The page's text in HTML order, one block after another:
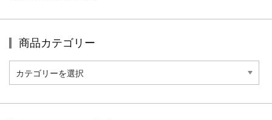
商品カテゴリー
品
カ